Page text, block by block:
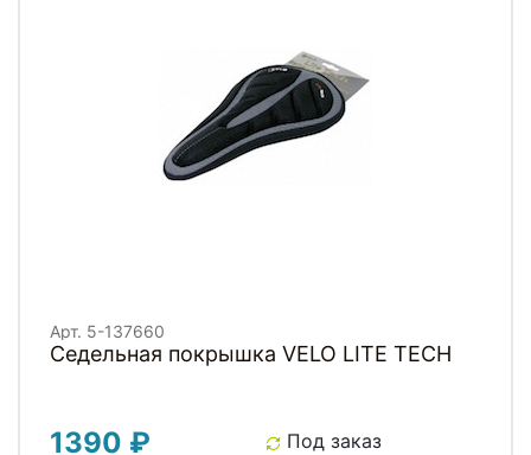
Арт. 5-137660
Седельная покрышка VELO LITE TECH
1390 ₽ Под заказ